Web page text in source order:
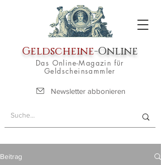
Geldscheine-Online
Das Online-Magazin für
Geldscheinsammler
Newsletter abbonieren
Beitrag